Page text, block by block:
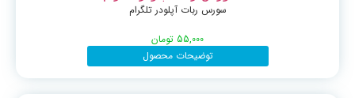
سورس ربات آپلودر تلگرام
55,000 تومان
توضیحات محصول